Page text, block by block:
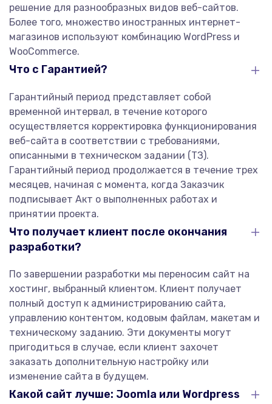
решение для разнообразных видов веб-сайтов.
Более того, множество иностранных интернет-
магазинов используют комбинацию WordPress и
WooCommerce.
Что с Гарантией?
Гарантийный период представляет собой
временной интервал, в течение которого
осуществляется корректировка функционирования
веб-сайта в соответствии с требованиями,
описанными в техническом задании (ТЗ).
Гарантийный период продолжается в течение трех
месяцев, начиная с момента, когда Заказчик
подписывает Акт о выполненных работах и
принятии проекта.
Что получает клиент после окончания
разработки?
По завершении разработки мы переносим сайт на
хостинг, выбранный клиентом. Клиент получает
полный доступ к администрированию сайта,
управлению контентом, кодовым файлам, макетам и
техническому заданию. Эти документы могут
пригодиться в случае, если клиент захочет
заказать дополнительную настройку или
изменение сайта в будущем.
Какой сайт лучше: Joomla или Wordpress